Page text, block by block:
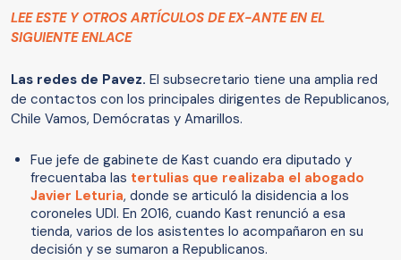
LEE ESTE Y OTROS ARTÍCULOS DE EX-ANTE EN EL
SIGUIENTE ENLACE
Las redes de Pavez. El subsecretario tiene una amplia red
de contactos con los principales dirigentes de Republicanos,
Chile Vamos, Demócratas y Amarillos.
Fue jefe de gabinete de Kast cuando era diputado y
frecuentaba las tertulias que realizaba el abogado
Javier Leturia, donde se articuló la disidencia a los
coroneles UDI. En 2016, cuando Kast renunció a esa
tienda, varios de los asistentes lo acompañaron en su
decisión y se sumaron a Republicanos.